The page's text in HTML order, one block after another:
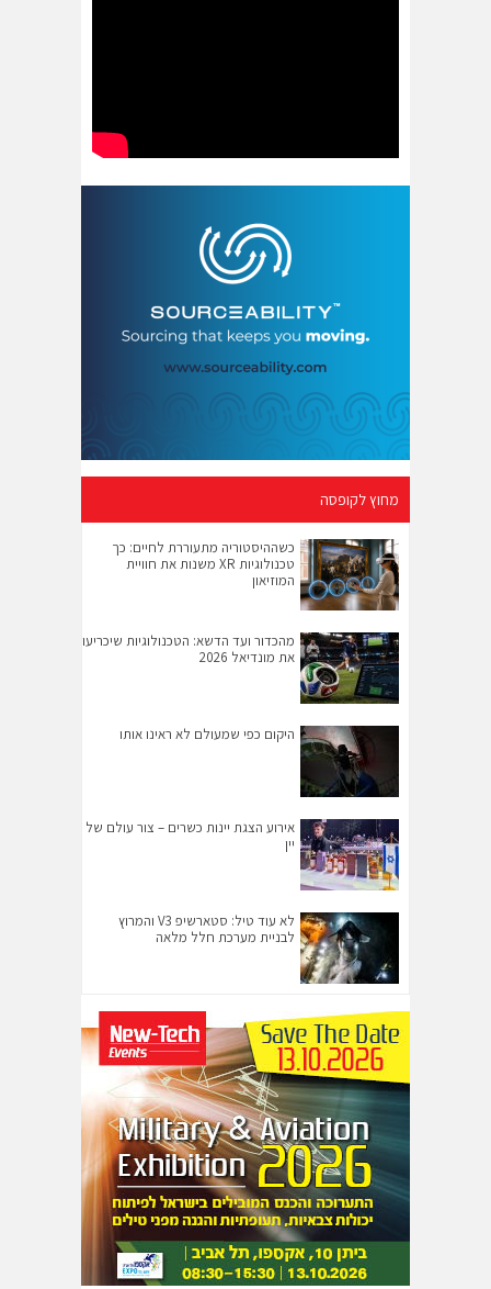
מחוץ לקופסה
כשההיסטוריה מתעוררת לחיים: כך
טכנולוגיות XR משנות את חוויית
המוזיאון
מהכדור ועד הדשא: הטכנולוגיות שיכריעו
את מונדיאל 2026
היקום כפי שמעולם לא ראינו אותו
אירוע הצגת יינות כשרים – צור עולם של
יין
לא עוד טיל: סטארשיפ V3 והמרוץ
לבניית מערכת חלל מלאה